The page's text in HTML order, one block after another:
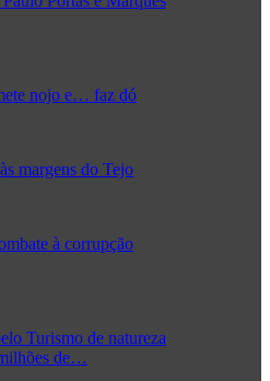
nojo e… faz dó
margens do Tejo
à corrupção
Turismo de natureza
de…